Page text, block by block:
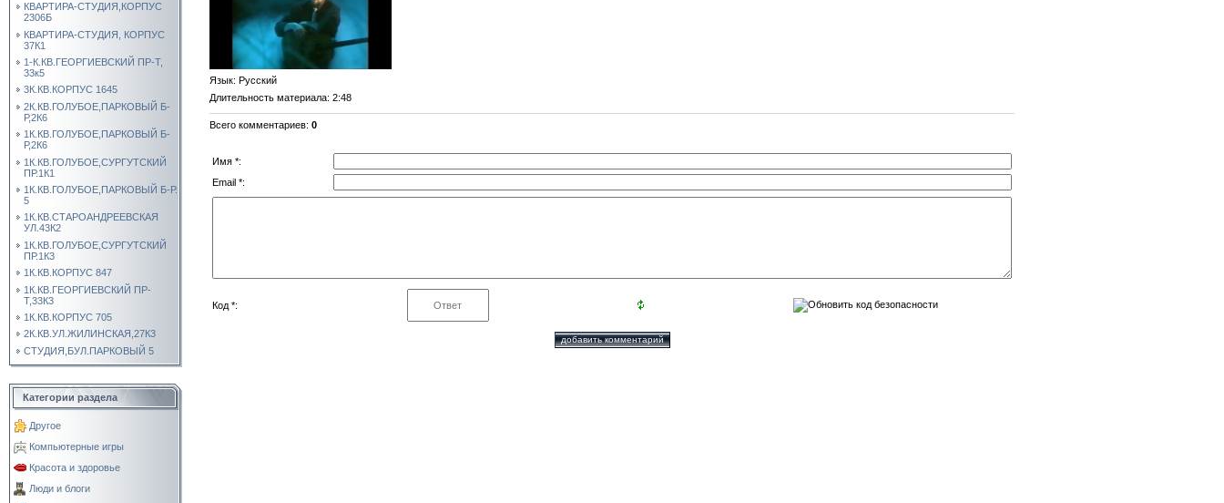
КВАРТИРА-СТУДИЯ,КОРПУС
2306Б
КВАРТИРА-СТУДИЯ, КОРПУС
37К1
1-К.КВ.ГЕОРГИЕВСКИЙ ПР-Т,
33к5
3К.КВ.КОРПУС 1645
2К.КВ.ГОЛУБОЕ,ПАРКОВЫЙ Б-
Р,2К6
1К.КВ.ГОЛУБОЕ,ПАРКОВЫЙ Б-
Р,2К6
1К.КВ.ГОЛУБОЕ,СУРГУТСКИЙ
ПР.1К1
1К.КВ.ГОЛУБОЕ,ПАРКОВЫЙ Б-Р.
5
1К.КВ.СТАРОАНДРЕЕВСКАЯ
УЛ.43К2
1К.КВ.ГОЛУБОЕ,СУРГУТСКИЙ
ПР.1К3
1К.КВ.КОРПУС 847
1К.КВ.ГЕОРГИЕВСКИЙ ПР-
Т,33К3
1К.КВ.КОРПУС 705
2К.КВ.УЛ.ЖИЛИНСКАЯ,27К3
СТУДИЯ,БУЛ.ПАРКОВЫЙ 5
Категории раздела
Другое
Компьютерные игры
Красота и здоровье
Люди и блоги
Язык: Русский
Длительность материала: 2:48
Всего комментариев: 0
Имя *:
Email *:
Код *: